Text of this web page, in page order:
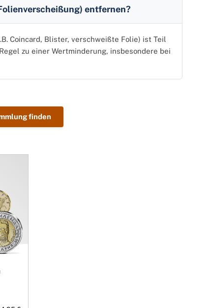
entfernen?
Coincard, Blister, verschweißte Folie) ist Teil
zu einer Wertminderung, insbesondere bei
finden